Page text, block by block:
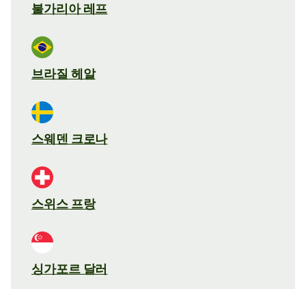
불가리아 레프
브라질 헤알
스웨덴 크로나
스위스 프랑
싱가포르 달러